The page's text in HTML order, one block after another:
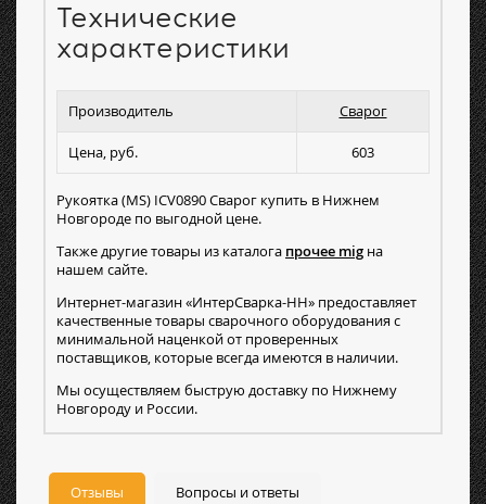
Технические
характеристики
Производитель Сварог
Цена, руб. 603
Рукоятка (MS) ICV0890 Сварог купить в Нижнем
Новгороде по выгодной цене.
Также другие товары из каталога прочее mig на
нашем сайте.
Интернет-магазин «ИнтерСварка-НН» предоставляет
качественные товары сварочного оборудования с
минимальной наценкой от проверенных
поставщиков, которые всегда имеются в наличии.
Мы осуществляем быструю доставку по Нижнему
Новгороду и России.
Отзывы Вопросы и ответы